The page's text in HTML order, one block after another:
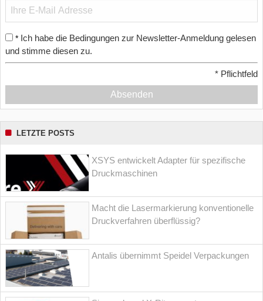
* Ich habe die Bedingungen zur Newsletter-Anmeldung gelesen
und stimme diesen zu.
* Pflichtfeld
Absenden
LETZTE POSTS
XSYS entwickelt Adapter für spezifische
Druckmaschinen
Macht die Lasermarkierung konventionelle
Druckverfahren überflüssig?
Antalis übernimmt Speidel Verpackungen